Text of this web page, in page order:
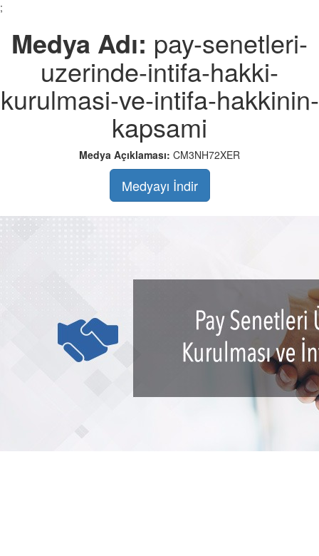
;
Medya Adı: pay-senetleri-
uzerinde-intifa-hakki-
kurulmasi-ve-intifa-hakkinin-
kapsami
Medya Açıklaması: CM3NH72XER
Medyayı İndir